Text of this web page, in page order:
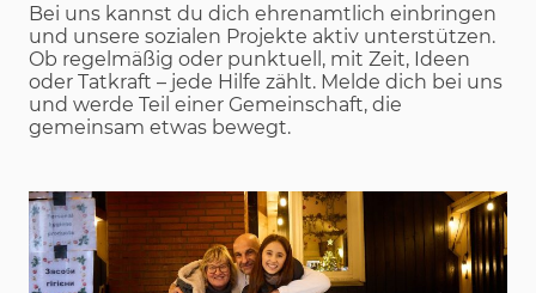
Bei uns kannst du dich ehrenamtlich einbringen
und unsere sozialen Projekte aktiv unterstützen.
Ob regelmäßig oder punktuell, mit Zeit, Ideen
oder Tatkraft – jede Hilfe zählt. Melde dich bei uns
und werde Teil einer Gemeinschaft, die
gemeinsam etwas bewegt.